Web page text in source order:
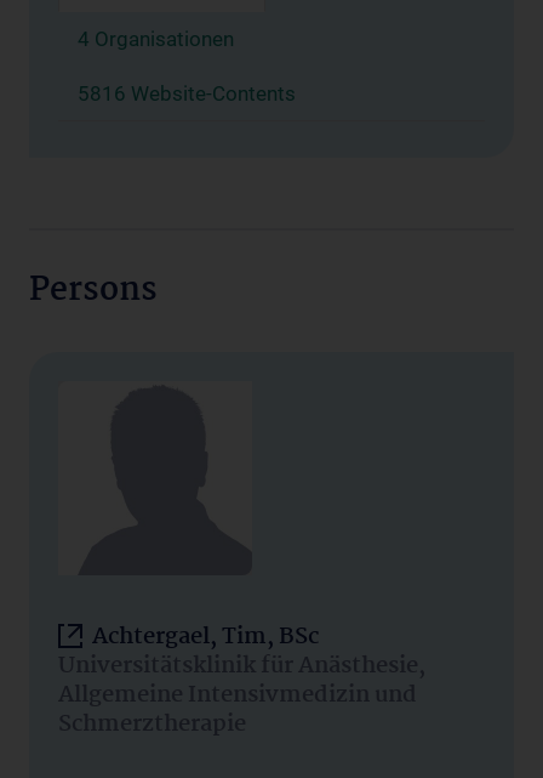
4 Organisationen
5816 Website-Contents
Persons
Achtergael, Tim, BSc
Universitätsklinik für Anästhesie,
Allgemeine Intensivmedizin und
Schmerztherapie